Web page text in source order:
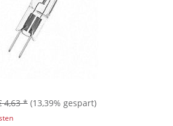
4,63 * (13,39% gespart)